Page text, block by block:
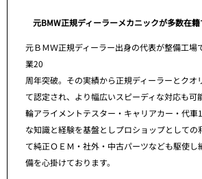
元BMW正規ディーラーメカニックが多数在籍
元ＢＭＷ正規ディーラー出身の代表が整備工場
業20
周年突破。その実績から正規ディーラーとクオ
て認定され、より幅広いスピーディな対応も可
輪アライメントテスター・キャリアカー・代車
な知識と経験を基盤としプロショップとしての
て純正ＯＥＭ・社外・中古パーツなども駆使し
備を心掛けております。